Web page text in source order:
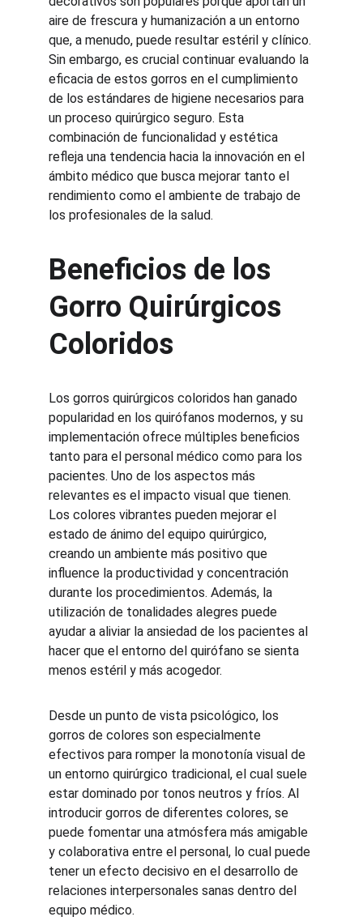
aire de frescura y humanización a un entorno
que, a menudo, puede resultar estéril y clínico.
Sin embargo, es crucial continuar evaluando la
eficacia de estos gorros en el cumplimiento
de los estándares de higiene necesarios para
un proceso quirúrgico seguro. Esta
combinación de funcionalidad y estética
refleja una tendencia hacia la innovación en el
ámbito médico que busca mejorar tanto el
rendimiento como el ambiente de trabajo de
los profesionales de la salud.
Beneficios de los
Gorro Quirúrgicos
Coloridos
Los gorros quirúrgicos coloridos han ganado
popularidad en los quirófanos modernos, y su
implementación ofrece múltiples beneficios
tanto para el personal médico como para los
pacientes. Uno de los aspectos más
relevantes es el impacto visual que tienen.
Los colores vibrantes pueden mejorar el
estado de ánimo del equipo quirúrgico,
creando un ambiente más positivo que
influence la productividad y concentración
durante los procedimientos. Además, la
utilización de tonalidades alegres puede
ayudar a aliviar la ansiedad de los pacientes al
hacer que el entorno del quirófano se sienta
menos estéril y más acogedor.
Desde un punto de vista psicológico, los
gorros de colores son especialmente
efectivos para romper la monotonía visual de
un entorno quirúrgico tradicional, el cual suele
estar dominado por tonos neutros y fríos. Al
introducir gorros de diferentes colores, se
puede fomentar una atmósfera más amigable
y colaborativa entre el personal, lo cual puede
tener un efecto decisivo en el desarrollo de
relaciones interpersonales sanas dentro del
equipo médico.